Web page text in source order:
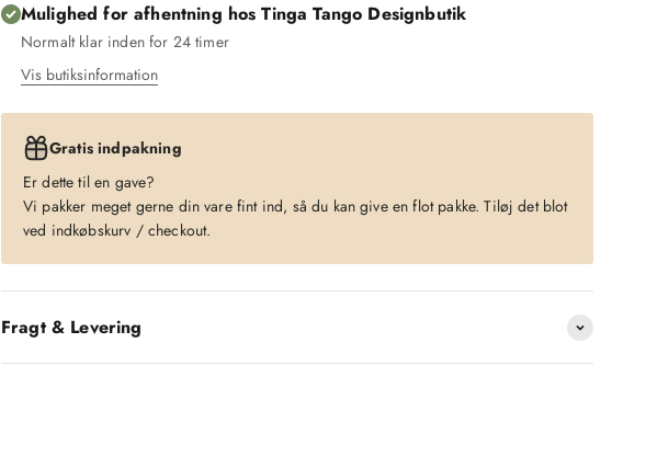
Mulighed for afhentning hos Tinga Tango Designbutik
Normalt klar inden for 24 timer
Vis butiksinformation
Gratis indpakning
Er dette til en gave?
Vi pakker meget gerne din vare fint ind, så du kan give en flot pakke. Tiløj det blot
ved indkøbskurv / checkout.
Fragt & Levering